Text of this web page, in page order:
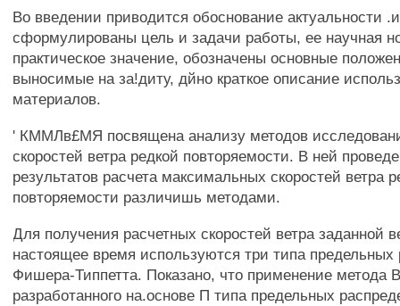
Во введении приводится обоснование актуальности
сформулированы цель и задачи работы, ее научная
практическое значение, обозначены основные
выносимые на за!диту, дйно краткое описание
материалов.
' КММЛв£МЯ посвящена анализу методов
скоростей ветра редкой повторяемости. В ней
результатов расчета максимальных скоростей ветра
повторяемости различишь методами.
Для получения расчетных скоростей ветра заданной
настоящее время используются три типа предельных
Фишера-Типпетта. Показано, что применение
разработанного на.основе П типа предельных